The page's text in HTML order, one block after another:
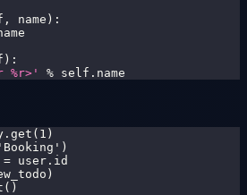
, name ) :
) :
%r>' % self . name
= user.id